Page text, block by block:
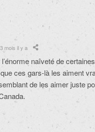
3 mois il y a
naîveté de
ces gars-là les aiment
de les aimer juste